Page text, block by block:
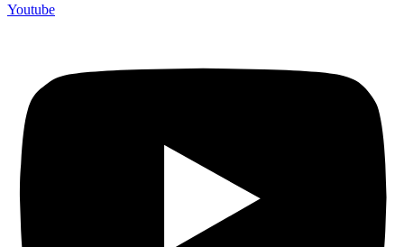
Youtube